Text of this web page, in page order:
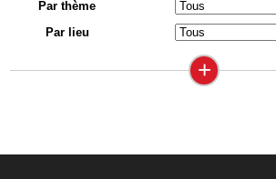
Par thème
Par lieu
+